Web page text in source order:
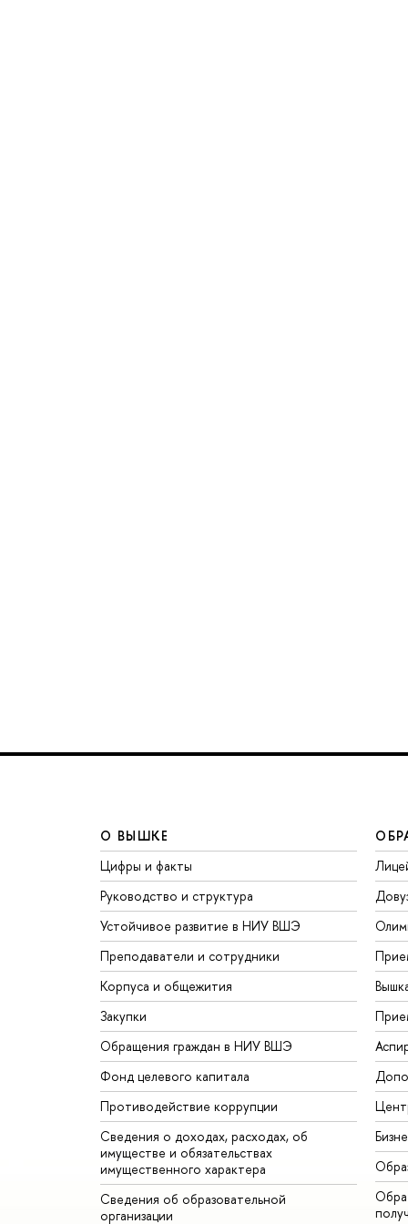
О ВЫШКЕ
Цифры и факты
Руководство и структура
Устойчивое развитие в НИУ ВШЭ
Преподаватели и сотрудники
Корпуса и общежития
Закупки
Обращения граждан в НИУ ВШЭ
Фонд целевого капитала
Противодействие коррупции
Сведения о доходах, расходах, об
имуществе и обязательствах
имущественного характера
Сведения об образовательной
организации